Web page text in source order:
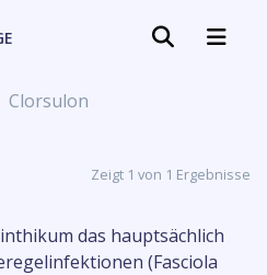
Clorsulon
Zeigt 1 von 1 Ergebnisse
das hauptsächlich
(Fasciola